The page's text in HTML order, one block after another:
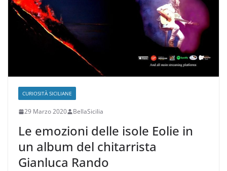
CURIOSITÀ SICILIANE
29 Marzo 2020 BellaSicilia
Le emozioni delle isole Eolie in
un album del chitarrista
Gianluca Rando